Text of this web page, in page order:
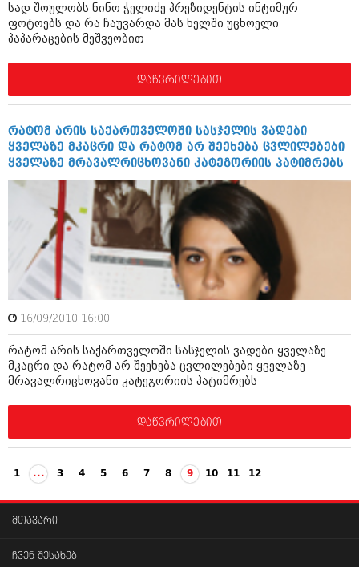
აგვისტო 2009 (14)
ივლისი 2009 (118)
თებერვალი 0216 (1)
დეკემბერი 0215 (1)
ოქტომბერი 0215 (1)
აგვისტო 0215 (2)
ივნისი 0212 (2)
ნოემბერი 0201 (1)
სად შოულობს ნინო ჭელიძე პრეზიდენტის ინტიმურ
ფოტოებს და რა ჩაუვარდა მას ხელში უცხოელი
პაპარაცების მეშვეობით
დაწვრილებით
რატომ არის საქართველოში სასჯელის ვადები
ყველაზე მკაცრი და რატომ არ შეეხება ცვლილებები
ყველაზე მრავალრიცხოვანი კატეგორიის პატიმრებს
16/09/2010 16:00
რატომ არის საქართველოში სასჯელის ვადები ყველაზე
მკაცრი და რატომ არ შეეხება ცვლილებები ყველაზე
მრავალრიცხოვანი კატეგორიის პატიმრებს
დაწვრილებით
1 ... 3 4 5 6 7 8 9 10 11 12
მთავარი
ჩვენ შესახებ